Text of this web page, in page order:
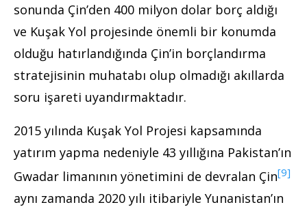
sonunda Çin’den 400 milyon dolar borç aldığı
ve Kuşak Yol projesinde önemli bir konumda
olduğu hatırlandığında Çin’in borçlandırma
stratejisinin muhatabı olup olmadığı akıllarda
soru işareti uyandırmaktadır.
2015 yılında Kuşak Yol Projesi kapsamında
yatırım yapma nedeniyle 43 yıllığına Pakistan’ın
Gwadar limanının yönetimini de devralan Çin[9]
aynı zamanda 2020 yılı itibariyle Yunanistan’ın